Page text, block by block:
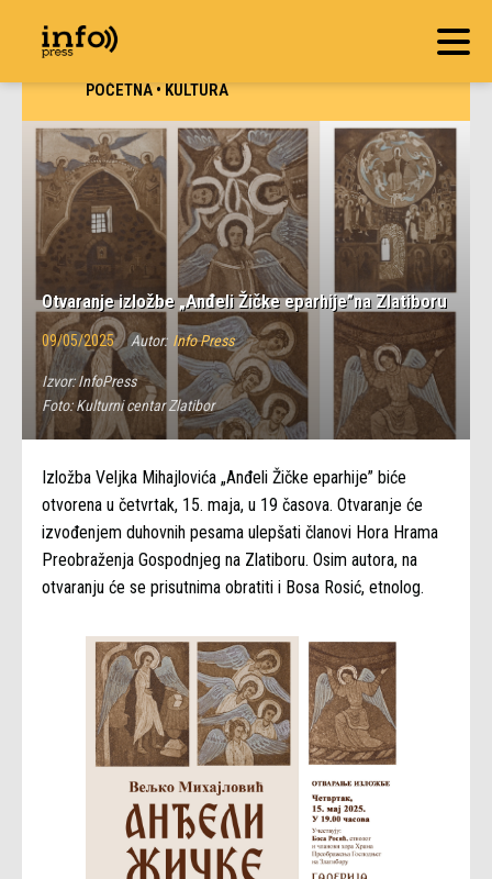
POČETNA•KULTURA
Otvaranje izložbe „Anđeli Žičke eparhije”na Zlatiboru
09/05/2025 Autor: Info Press
Izvor:InfoPress
Foto:Kulturni centar Zlatibor
Izložba Veljka Mihajlovića „Anđeli Žičke eparhije” biće
otvorena u četvrtak, 15. maja, u 19 časova. Otvaranje će
izvođenjem duhovnih pesama ulepšati članovi Hora Hrama
Preobraženja Gospodnjeg na Zlatiboru. Osim autora, na
otvaranju će se prisutnima obratiti i Bosa Rosić, etnolog.